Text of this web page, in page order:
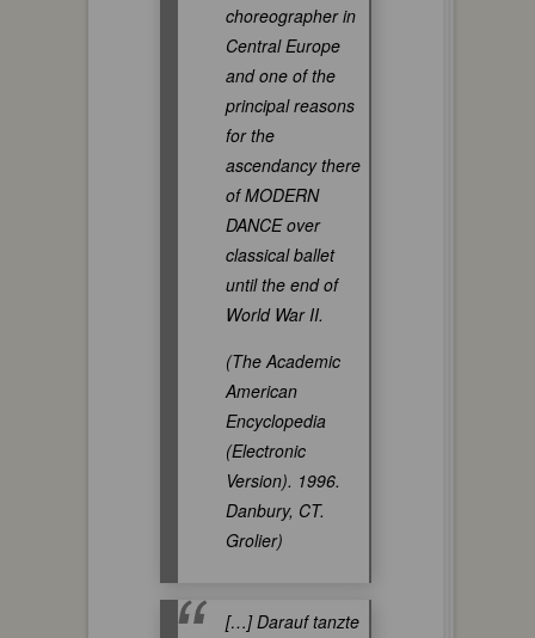
choreographer in
Central Europe
and one of the
principal reasons
for the
ascendancy there
of MODERN
DANCE over
classical ballet
until the end of
World War II.
(The Academic
American
Encyclopedia
(Electronic
Version). 1996.
Danbury, CT.
Grolier)
[…] Darauf tanzte